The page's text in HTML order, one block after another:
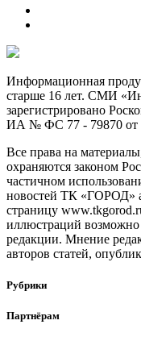
Информационная
старше 16 лет. СМИ
зарегистрировано
ИА № ФС 77 - 79870 от
Все права на
охраняются законом
частичном
новостей ТК «ГОРОД»
страницу
иллюстраций возможно
редакции. Мнение
авторов статей,
Рубрики
Партнёрам